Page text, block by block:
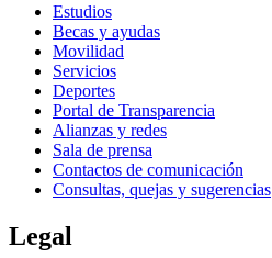
Estudios
Becas y ayudas
Movilidad
Servicios
Deportes
Portal de Transparencia
Alianzas y redes
Sala de prensa
Contactos de comunicación
Consultas, quejas y sugerencias
Legal